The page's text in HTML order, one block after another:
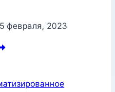
5 февраля, 2023